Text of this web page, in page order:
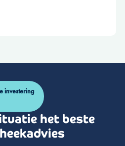
investering
het beste